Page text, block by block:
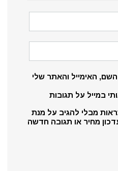
האימייל והאתר שלי
במייל על תגובות
מבלי להגיב על מנת
מחיר או תגובה חדשה